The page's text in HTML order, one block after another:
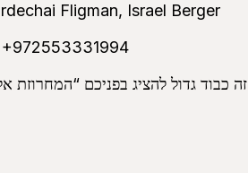
Fligman, Israel Berger
+972553331994